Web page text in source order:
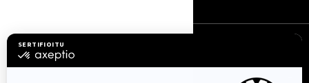
Saat tietää tuoreeltaan uusimmat uutiset,